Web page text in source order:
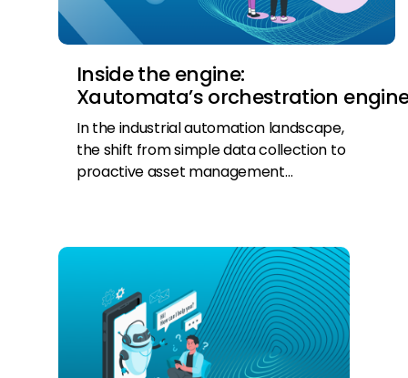
Inside the engine:
Xautomata’s orchestration
In the industrial automation landscape,
the shift from simple data collection to
proactive asset management…